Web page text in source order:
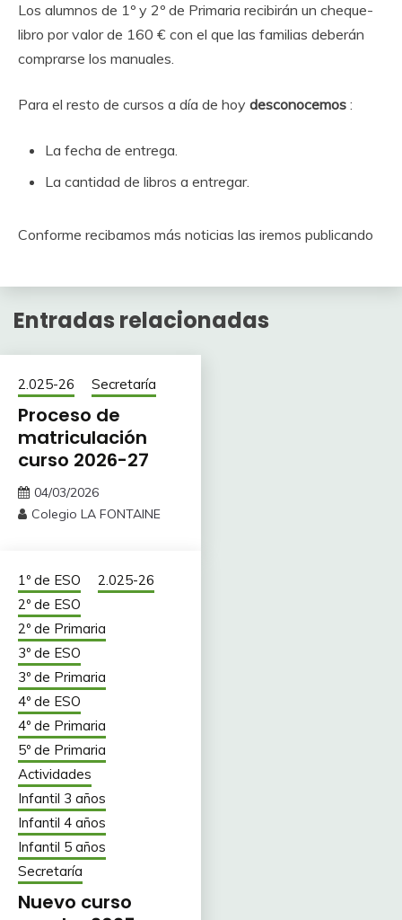
Los alumnos de 1º y 2º de Primaria recibirán un cheque-
libro por valor de 160 € con el que las familias deberán
comprarse los manuales.
Para el resto de cursos a día de hoy desconocemos :
La fecha de entrega.
La cantidad de libros a entregar.
Conforme recibamos más noticias las iremos publicando
Entradas relacionadas
2.025-26 Secretaría
Proceso de
matriculación
curso 2026-27
04/03/2026
Colegio LA FONTAINE
1º de ESO
2.025-26
2º de ESO
2º de Primaria
3º de ESO
3º de Primaria
4º de ESO
4º de Primaria
5º de Primaria
Actividades
Infantil 3 años
Infantil 4 años
Infantil 5 años
Secretaría
Nuevo curso